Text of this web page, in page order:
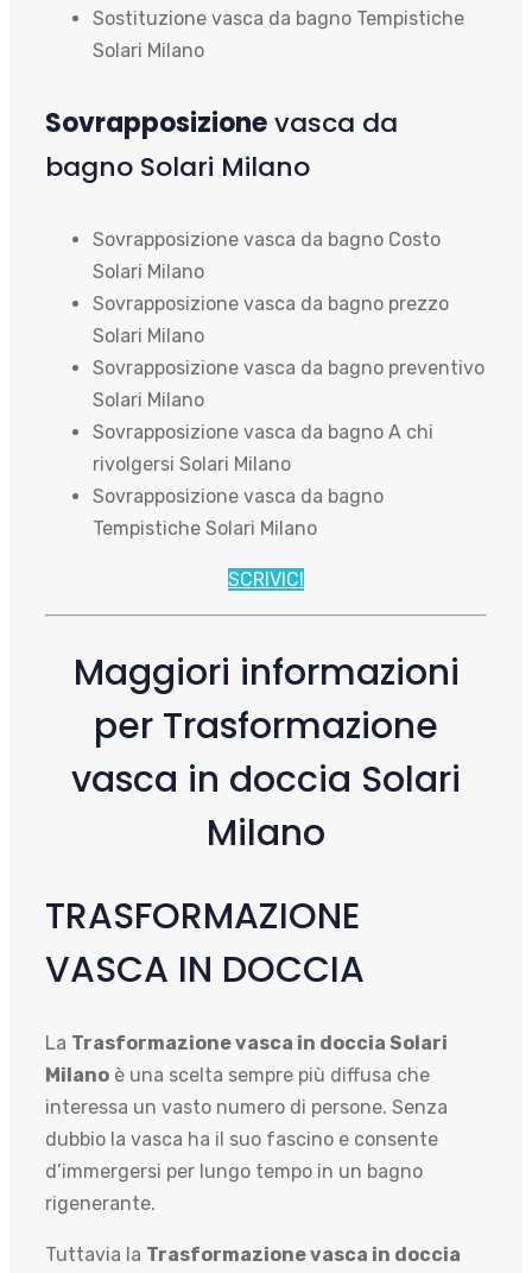
Sostituzione vasca da bagno Tempistiche
Solari Milano
Sovrapposizionevasca da
bagno Solari Milano
Sovrapposizione vasca da bagno Costo
Solari Milano
Sovrapposizione vasca da bagno prezzo
Solari Milano
Sovrapposizione vasca da bagno preventivo
Solari Milano
Sovrapposizione vasca da bagno A chi
rivolgersi Solari Milano
Sovrapposizione vasca da bagno
Tempistiche Solari Milano
SCRIVICI
Maggiori informazioni
per Trasformazione
vasca in doccia Solari
Milano
TRASFORMAZIONE
VASCA IN DOCCIA
La Trasformazione vasca in doccia Solari
Milano è una scelta sempre più diffusa che
interessa un vasto numero di persone. Senza
dubbio la vasca ha il suo fascino e consente
d’immergersi per lungo tempo in un bagno
rigenerante.
Tuttavia la Trasformazione vasca in doccia